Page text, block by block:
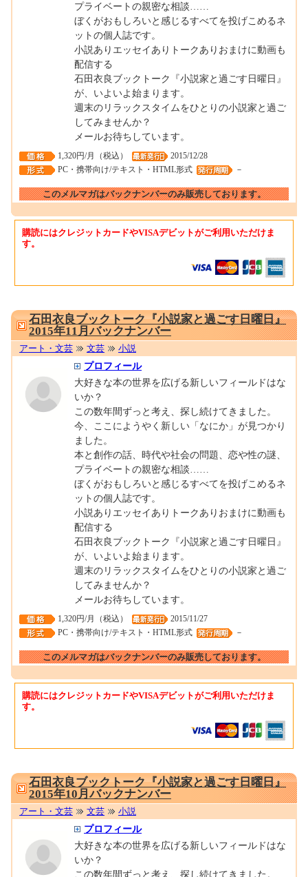
プライベートの親密な相談……
ぼくがおもしろいと感じるすべてを投げこめるネ
ットの個人誌です。
小説ありエッセイありトークありおまけに動画も
配信する
石田衣良ブックトーク『小説家と過ごす日曜日』
が、いよいよ始まります。
週末のリラックスタイムをひとりの小説家と過ご
してみませんか？
メールお待ちしています。
1,320円/月（税込）
2015/12/28
PC・携帯向け/テキスト・HTML形式
－
このメルマガはバックナンバーのみ販売しております。
購読にはクレジットカードやVISAデビットがご利用いただけま
す。
石田衣良ブックトーク『小説家と過ごす日曜日』
2015年11月バックナンバー
アート・文芸 文芸 小説
プロフィール
大好きな本の世界を広げる新しいフィールドはな
いか？
この数年間ずっと考え、探し続けてきました。
今、ここにようやく新しい「なにか」が見つかり
ました。
本と創作の話、時代や社会の問題、恋や性の謎、
プライベートの親密な相談……
ぼくがおもしろいと感じるすべてを投げこめるネ
ットの個人誌です。
小説ありエッセイありトークありおまけに動画も
配信する
石田衣良ブックトーク『小説家と過ごす日曜日』
が、いよいよ始まります。
週末のリラックスタイムをひとりの小説家と過ご
してみませんか？
メールお待ちしています。
1,320円/月（税込）
2015/11/27
PC・携帯向け/テキスト・HTML形式
－
このメルマガはバックナンバーのみ販売しております。
購読にはクレジットカードやVISAデビットがご利用いただけま
す。
石田衣良ブックトーク『小説家と過ごす日曜日』
2015年10月バックナンバー
アート・文芸 文芸 小説
プロフィール
大好きな本の世界を広げる新しいフィールドはな
いか？
この数年間ずっと考え、探し続けてきました。